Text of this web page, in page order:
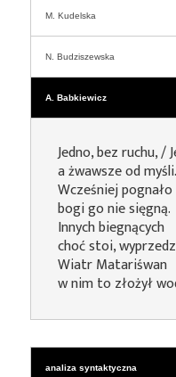
M. Kudelska
N. Budziszewska
A. Babkiewicz
Jedno, bez ruchu, /
a żwawsze od myśli.
Wcześniej
bogi go nie sięgną.
Innych biegnących
choć stoi,
Wiatr Matariśwan
w nim to złożył
analiza syntaktyczna